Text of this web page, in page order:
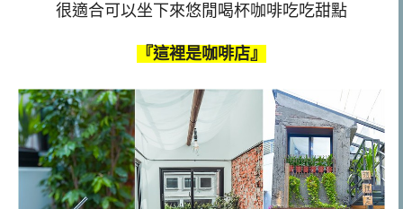
很適合可以坐下來悠閒喝杯咖啡吃吃甜點
『這裡是咖啡店』